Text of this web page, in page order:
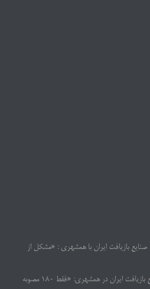
بازیافت ایران با همشهری : «مشکل از
یادداشت ویژه هفته محیط‌زیست رئیس فدراسیون صنایع بازیافت ایران در همشهری: «فقط ۱۸۰ مصوبه